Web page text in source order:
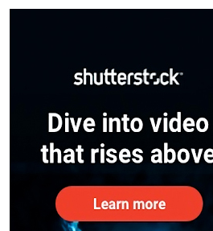
ചർച്ചയാകുന്നു.